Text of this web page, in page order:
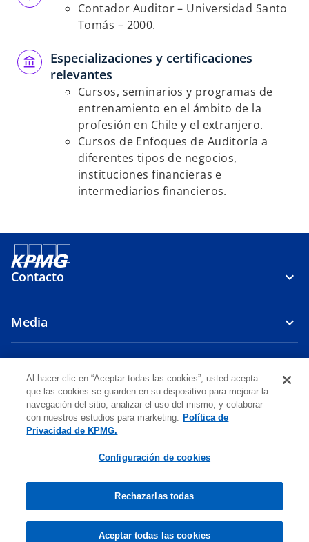
Contador Auditor – Universidad Santo
Tomás – 2000.
Especializaciones y certificaciones
relevantes
Cursos, seminarios y programas de
entrenamiento en el ámbito de la
profesión en Chile y el extranjero.
Cursos de Enfoques de Auditoría a
diferentes tipos de negocios,
instituciones financieras e
intermediarios financieros.
Contacto
Media
s
e
r
e
e
n
s
e
r
e
e
n
s
e
r
e
n
LegalPolítica de Privacidad
© 2026 KPMG Auditores Consultores Limitada, una sociedad chilena
chilena por acciones, ambas firmas miembro de la organización global
de firmas miembro de KPMG afiliadas a KPMG International Limited,
Para obtener más detalles sobre la estructura de la organización
Al hacer clic en “Aceptar todas las cookies”, usted acepta
que las cookies se guarden en su dispositivo para mejorar la
navegación del sitio, analizar el uso del mismo, y colaborar
con nuestros estudios para marketing. Política de
Privacidad de KPMG.
Configuración de cookies
Rechazarlas todas
Aceptar todas las cookies